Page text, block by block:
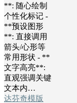
**: 随心绘制
个性化标记 -
**预设图形
**: 直接调用
箭头/心形等
常用形状 - **
文字高亮**:
直观强调关键
文本内…
达芬奇模版